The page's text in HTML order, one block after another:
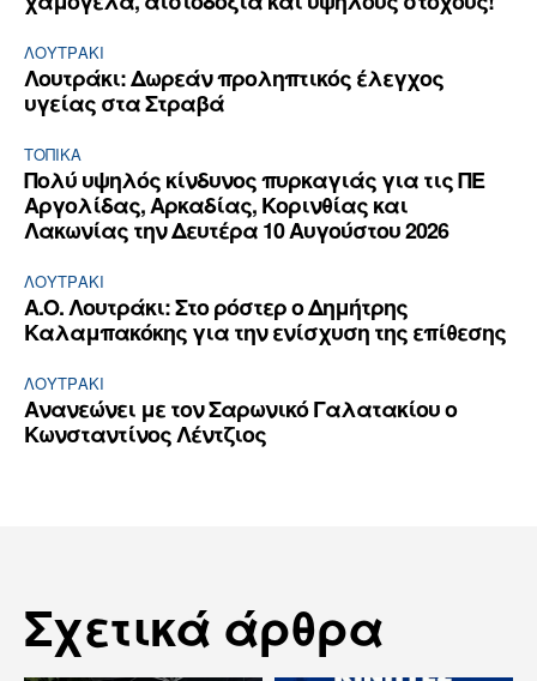
ΛΟΥΤΡΆΚΙ
Λουτράκι: Δωρεάν προληπτικός έλεγχος
υγείας στα Στραβά
ΤΟΠΙΚΑ
Πολύ υψηλός κίνδυνος πυρκαγιάς για τις ΠΕ
Αργολίδας, Αρκαδίας, Κορινθίας και
Λακωνίας την Δευτέρα 10 Αυγούστου 2026
ΛΟΥΤΡΆΚΙ
Α.Ο. Λουτράκι: Στο ρόστερ ο Δημήτρης
Καλαμπακόκης για την ενίσχυση της επίθεσης
ΛΟΥΤΡΆΚΙ
Ανανεώνει με τον Σαρωνικό Γαλατακίου ο
Κωνσταντίνος Λέντζιος
Σχετικά άρθρα